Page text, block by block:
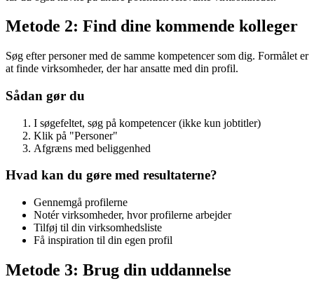
Metode 2: Find dine kommende kolleger
Søg efter personer med de samme kompetencer som dig. Formålet er
at finde virksomheder, der har ansatte med din profil.
Sådan gør du
I søgefeltet, søg på kompetencer (ikke kun jobtitler)
Klik på "Personer"
Afgræns med beliggenhed
Hvad kan du gøre med resultaterne?
Gennemgå profilerne
Notér virksomheder, hvor profilerne arbejder
Tilføj til din virksomhedsliste
Få inspiration til din egen profil
Metode 3: Brug din uddannelse